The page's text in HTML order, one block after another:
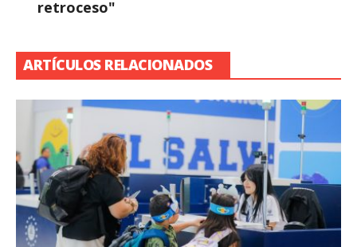
retroceso"
ARTÍCULOS RELACIONADOS